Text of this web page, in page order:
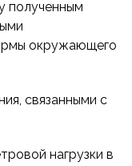
полученным
окружающего
связанными с
нагрузки в